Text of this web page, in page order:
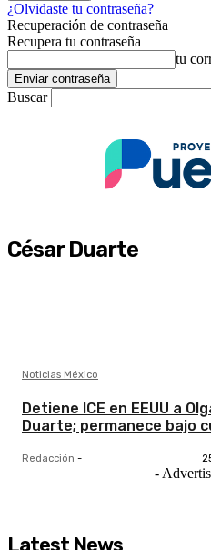
¿Olvidaste tu contraseña?
Recuperación de contraseña
Recupera tu contraseña
tu
Buscar
César Duarte
Noticias México
Detiene ICE en EEUU a
Duarte; permanece bajo
Redacción -
-